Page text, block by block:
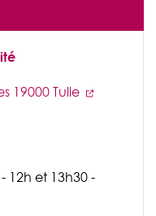
19000 Tulle
12h et 13h30 -